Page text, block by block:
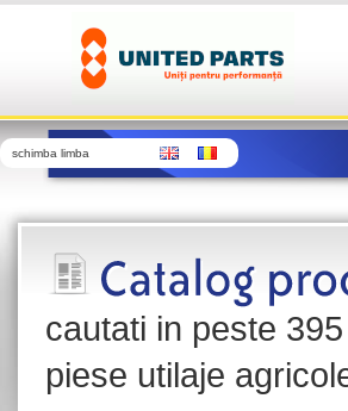
schimba limba
cautati in peste
piese utilaje